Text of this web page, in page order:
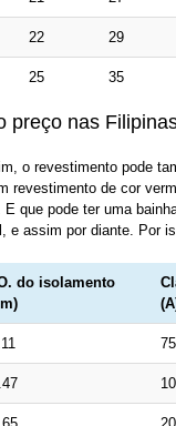
22 29
25 35
preço nas
o revestimento pode
revestimento de cor
que pode ter uma
assim por diante. Por
do isolamento
75